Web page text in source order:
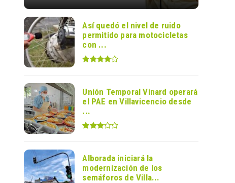
Así quedó el nivel de ruido
permitido para motocicletas
con ...
Unión Temporal Vinard operará
el PAE en Villavicencio desde
...
Alborada iniciará la
modernización de los
semáforos de Villa...